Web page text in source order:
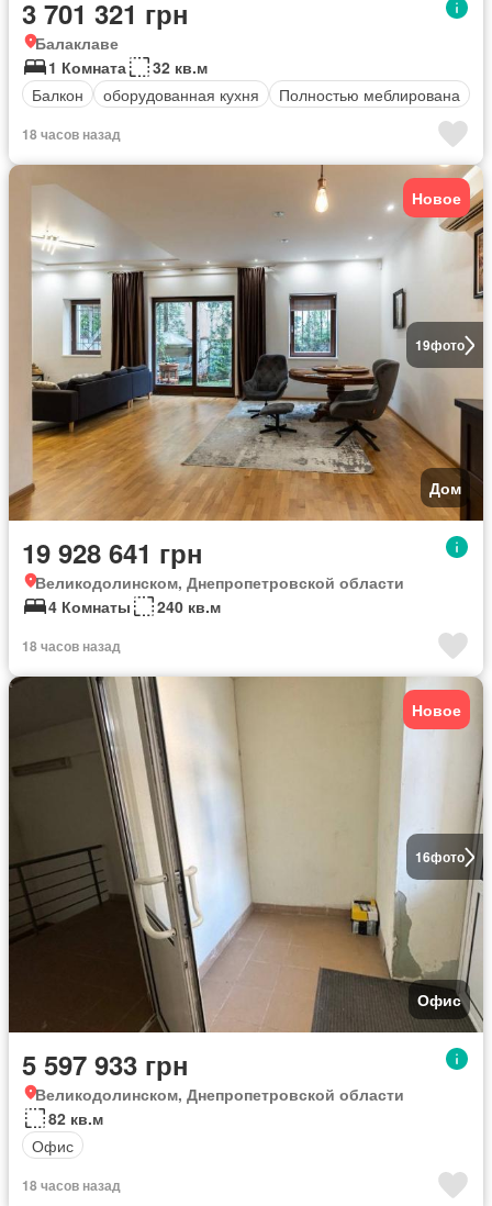
3 701 321 грн
Балаклаве
1 Комната
32 кв.м
Балкон
оборудованная кухня Полностью меблирована
18 часов назад
19фото
Новое
Дом
19 928 641 грн
Великодолинском, Днепропетровской области
4 Комнаты
240 кв.м
18 часов назад
16фото
Новое
Офис
5 597 933 грн
Великодолинском, Днепропетровской области
82 кв.м
Офис
18 часов назад